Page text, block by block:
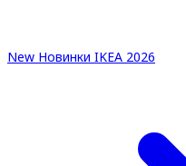
New Новинки IKEA 2026